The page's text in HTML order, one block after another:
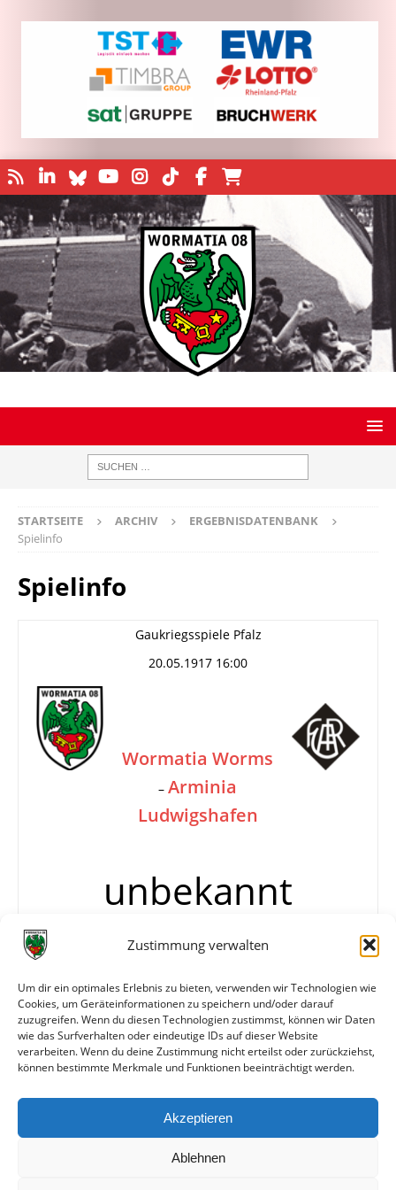
Zustimmung verwalten
Um dir ein optimales Erlebnis zu bieten, verwenden wir Technologien wie
Cookies, um Geräteinformationen zu speichern und/oder darauf
zuzugreifen. Wenn du diesen Technologien zustimmst, können wir Daten
wie das Surfverhalten oder eindeutige IDs auf dieser Website
verarbeiten. Wenn du deine Zustimmung nicht erteilst oder zurückziehst,
können bestimmte Merkmale und Funktionen beeinträchtigt werden.
Akzeptieren
Ablehnen
STARTSEITE ARCHIV
ERGEBNISDATENBANK
Spielinfo
Spielinfo
Gaukriegsspiele Pfalz
20.05.1917 16:00
Wormatia Worms
– Arminia
Ludwigshafen
unbekannt
Info Gaukriegsspiele A- Klasse, Frühjahrsrunde
– auf dem Alemannia-Sportplatz –
Arminia Rheingönheim
Alle bisherigen Partien der beiden Mannschaften
anzeigen